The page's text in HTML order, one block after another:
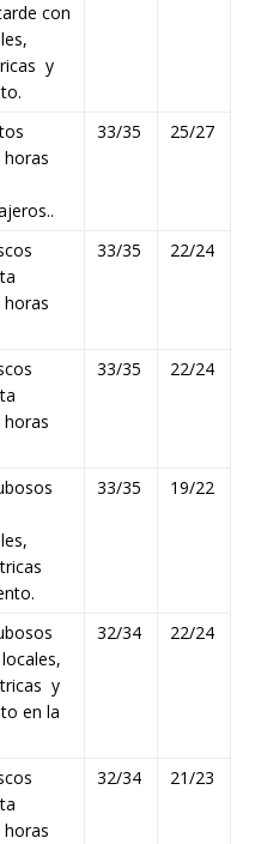
con
y
33/35 25/27
horas
33/35 22/24
horas
33/35 22/24
33/35 19/22
y
en la
32/34 22/24
horas
32/34 21/23